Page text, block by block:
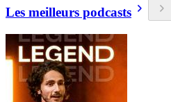
Les meilleurs podcasts